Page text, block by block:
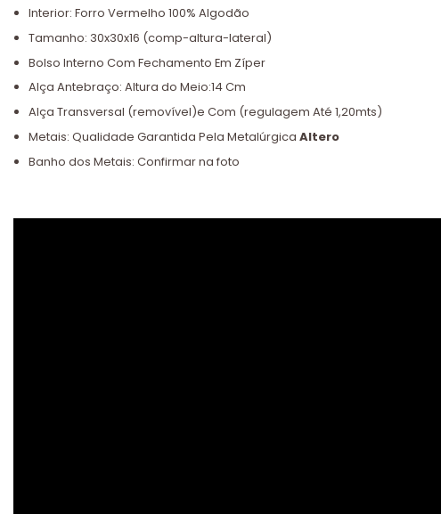
Interior: Forro Vermelho 100% Algodão
Tamanho: 30x30x16 (comp-altura-lateral)
Bolso Interno Com Fechamento Em Zíper
Alça Antebraço: Altura do Meio:14 Cm
Alça Transversal (removível)e Com (regulagem Até 1,20mts)
Metais: Qualidade Garantida Pela Metalúrgica Altero
Banho dos Metais: Confirmar na foto